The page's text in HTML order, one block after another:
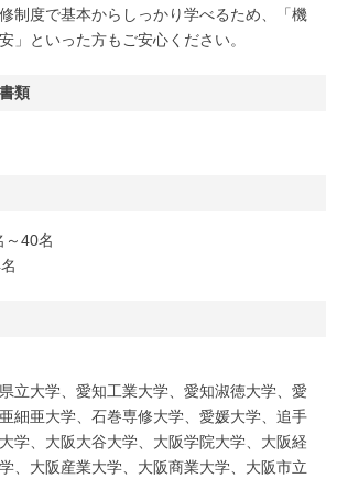
制度で基本からしっかり学べるため、「機
」といった方もご安心ください。
類
～40名
立大学、愛知工業大学、愛知淑徳大学、愛
細亜大学、石巻専修大学、愛媛大学、追手
学、大阪大谷大学、大阪学院大学、大阪経
、大阪産業大学、大阪商業大学、大阪市立